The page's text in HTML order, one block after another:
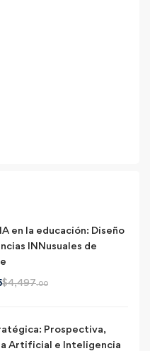
en la educación: Diseño
INNusuales de
$4,497.00
Prospectiva,
Artificial e Inteligencia